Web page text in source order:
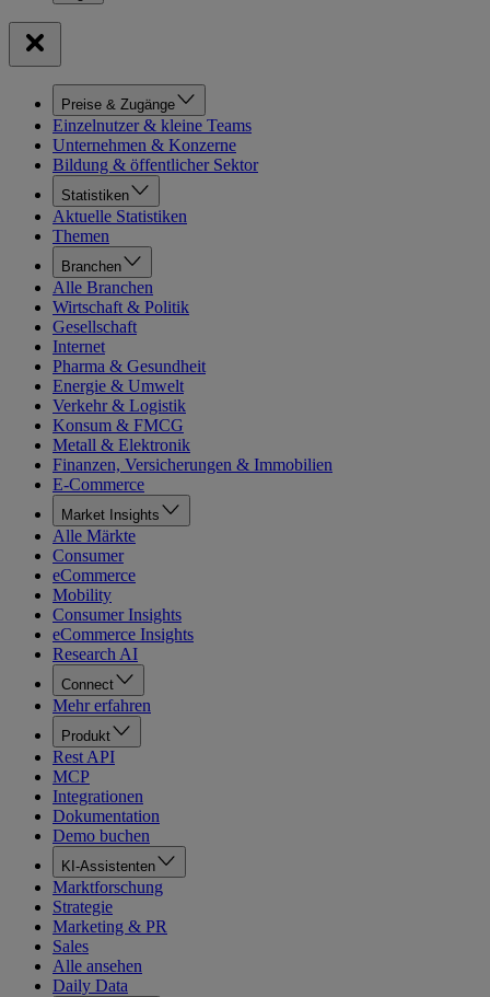
Preise & Zugänge
Einzelnutzer & kleine Teams
Unternehmen & Konzerne
Bildung & öffentlicher Sektor
Statistiken
Aktuelle Statistiken
Themen
Branchen
Alle Branchen
Wirtschaft & Politik
Gesellschaft
Internet
Pharma & Gesundheit
Energie & Umwelt
Verkehr & Logistik
Konsum & FMCG
Metall & Elektronik
Finanzen, Versicherungen & Immobilien
E-Commerce
Market Insights
Alle Märkte
Consumer
eCommerce
Mobility
Consumer Insights
eCommerce Insights
Research AI
Connect
Mehr erfahren
Produkt
Rest API
MCP
Integrationen
Dokumentation
Demo buchen
KI-Assistenten
Marktforschung
Strategie
Marketing & PR
Sales
Alle ansehen
Daily Data